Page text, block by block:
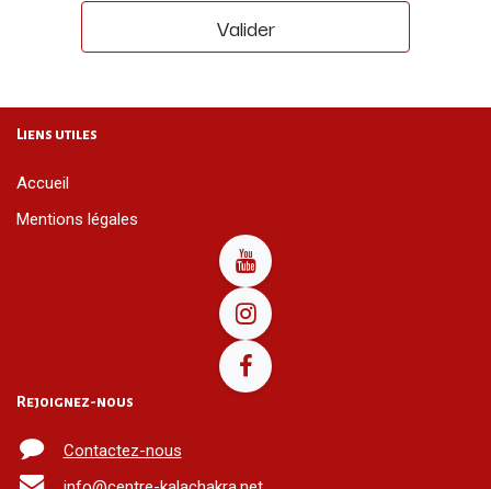
Valider
Liens utiles
Accueil
Mentions légales
Rejoignez-nous
Contactez-nous